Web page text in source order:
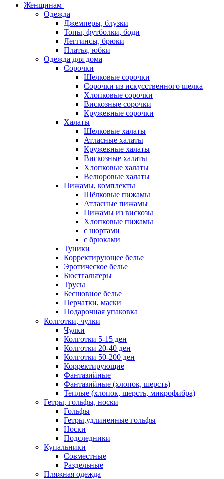
Женщинам
Одежда
Джемперы, блузки
Топы, футболки, боди
Леггинсы, брюки
Платья, юбки
Одежда для дома
Сорочки
Шелковые сорочки
Сорочки из искусственного шелка
Хлопковые сорочки
Вискозные сорочки
Кружевные сорочки
Халаты
Шелковые халаты
Атласные халаты
Кружевные халаты
Вискозные халаты
Хлопковые халаты
Велюровые халаты
Пижамы, комплекты
Шёлковые пижамы
Атласные пижамы
Пижамы из вискозы
Хлопковые пижамы
с шортами
с брюками
Туники
Корректирующее белье
Эротическое белье
Бюстгальтеры
Трусы
Бесшовное белье
Перчатки, маски
Подарочная упаковка
Колготки, чулки
Чулки
Колготки 5-15 ден
Колготки 20-40 ден
Колготки 50-200 ден
Корректирующие
Фантазийные
Фантазийные (хлопок, шерсть)
Теплые (хлопок, шерсть, микрофибра)
Гетры, гольфы, носки
Гольфы
Гетры,удлиненные гольфы
Носки
Подследники
Купальники
Совместные
Раздельные
Пляжная одежда